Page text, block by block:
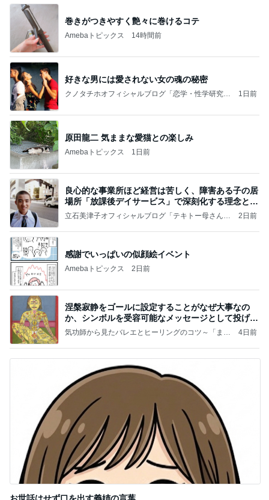
巻きがつきやすく艶々に巻けるコテ
Amebaトピックス 14時間前
好きな男には愛されない女の魂の秘密
クノタチホオフィシャルブログ「恋学・性学研究
1日前
原田龍二 気ままな愛猫との楽しみ
Amebaトピックス 1日前
良心的な事業所ほど経営は苦しく、障害ある子の居
場所「放課後デイサービス」で深刻化する理念と現
実の
立石美津子オフィシャルブログ「テキトー母さんの
2日前
感謝でいっぱいの似顔絵イベント
Amebaトピックス 2日前
涅槃寂静をゴールに設定することがなぜ大事なの
か、シンボルを受容可能なメッセージとして投げる
ことが
気功師から見たバレエとヒーリングのコツ～「まと
4日前